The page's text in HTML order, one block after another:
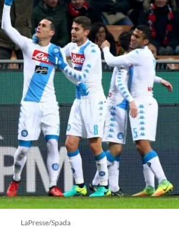
LaPresse/Spada